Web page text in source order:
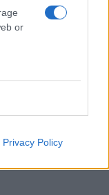
or
Privacy Policy